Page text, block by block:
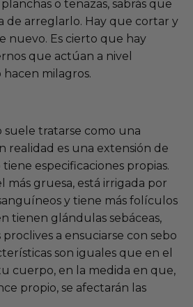
o tenazas, sabrás que
de arreglarlo. Hay que cortar y
nuevo. Es cierto que hay
que actúan a nivel
milagros.
tratarse como una
realidad es una extensión de
especificaciones propias.
más gruesa, está irrigada por
y tiene más folículos
tienen glándulas sebáceas,
a ensuciarse con sebo
son iguales que en el
cuerpo, en la medida en que,
propio, se afectarán las